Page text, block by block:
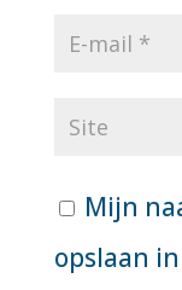
Mijn
opslaan